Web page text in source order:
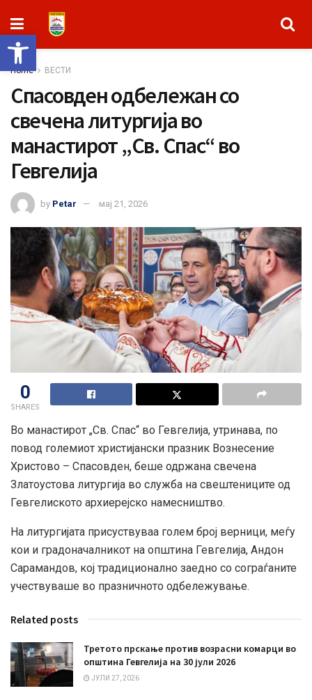
Open toolbar
Home ВЕСТИ
Спасовден одбележан со
свечена литургија во
манастирот „Св. Спас“ во
Гевгелија
by Petar мај 21, 2026
0
SHARES
Во манастирот „Св. Спас“ во Гевгелија, утринава, по
повод големиот христијански празник Вознесение
Христово – Спасовден, беше одржана свечена
Златоустова литургија во служба на свештениците од
Гевгелиското архиерејско намесништво.
На литургијата присуствуваа голем број верници, меѓу
кои и градоначалникот на општина Гевгелија, Андон
Сарамандов, кој традиционално заедно со сограѓаните
учествуваше во празничното одбележување.
Related posts
Третото прскање против возрасни комарци во
општина Гевгелија на 30 јули 2026
ЈУЛИ 27, 2026